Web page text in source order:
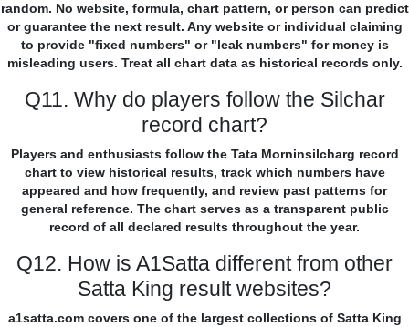
random. No website, formula, chart pattern, or person can predict
or guarantee the next result. Any website or individual claiming
to provide "fixed numbers" or "leak numbers" for money is
misleading users. Treat all chart data as historical records only.
Q11. Why do players follow the Silchar
record chart?
Players and enthusiasts follow the Tata Morninsilcharg record
chart to view historical results, track which numbers have
appeared and how frequently, and review past patterns for
general reference. The chart serves as a transparent public
record of all declared results throughout the year.
Q12. How is A1Satta different from other
Satta King result websites?
a1satta.com covers one of the largest collections of Satta King